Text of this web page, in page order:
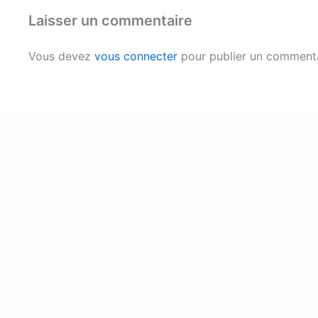
Laisser un commentaire
Vous devez vous connecter pour publier un